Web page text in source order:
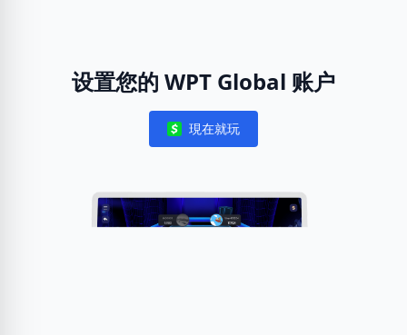
设置您的 WPT Global 账户
Notifications
現在就玩